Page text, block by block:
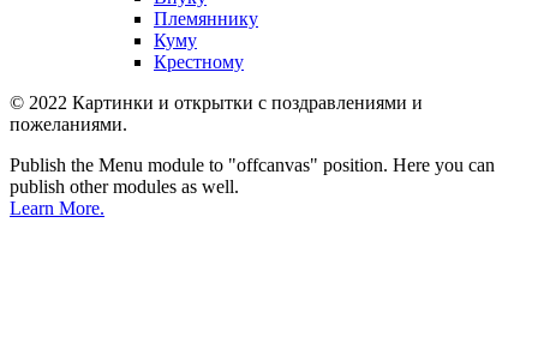
Племяннику
Куму
Крестному
© 2022 Картинки и открытки с поздравлениями и
пожеланиями.
Publish the Menu module to "offcanvas" position. Here you can
publish other modules as well.
Learn More.